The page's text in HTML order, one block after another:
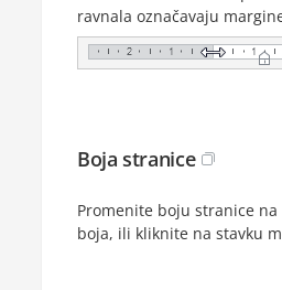
ravnala označavaju
Boja stranice
Promenite boju stranice na
boja, ili kliknite na stavku